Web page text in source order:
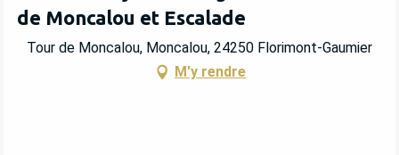
de Moncalou et Escalade
Tour de Moncalou, Moncalou, 24250 Florimont-Gaumier
M'y rendre